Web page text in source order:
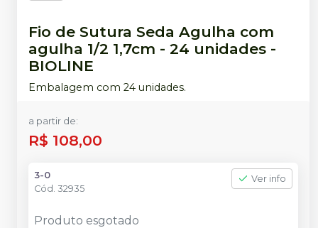
Fio de Sutura Seda Agulha com
agulha 1/2 1,7cm - 24 unidades -
BIOLINE
Embalagem com 24 unidades.
a partir de:
R$ 108,00
3-0
Cód. 32935
Ver info
Produto esgotado